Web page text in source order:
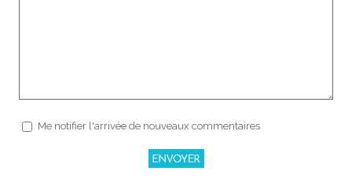
Me notifier l'arrivée de nouveaux commentaires